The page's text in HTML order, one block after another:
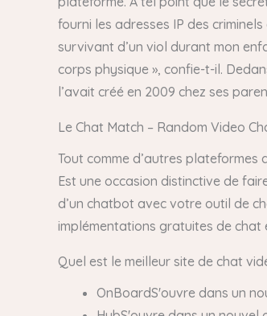
fourni les adresses IP des
survivant d’un viol durant mon
corps physique », confie-t-il.
l’avait créé en 2009 chez ses
Le Chat Match – Random Video
Tout comme d’autres
Est une occasion distinctive de
d’un chatbot avec votre outil de
implémentations gratuites de chat
Quel est le meilleur site de chat
OnBoardS'ouvre dans un